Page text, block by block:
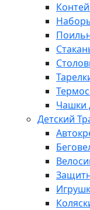
Чашки
Детский